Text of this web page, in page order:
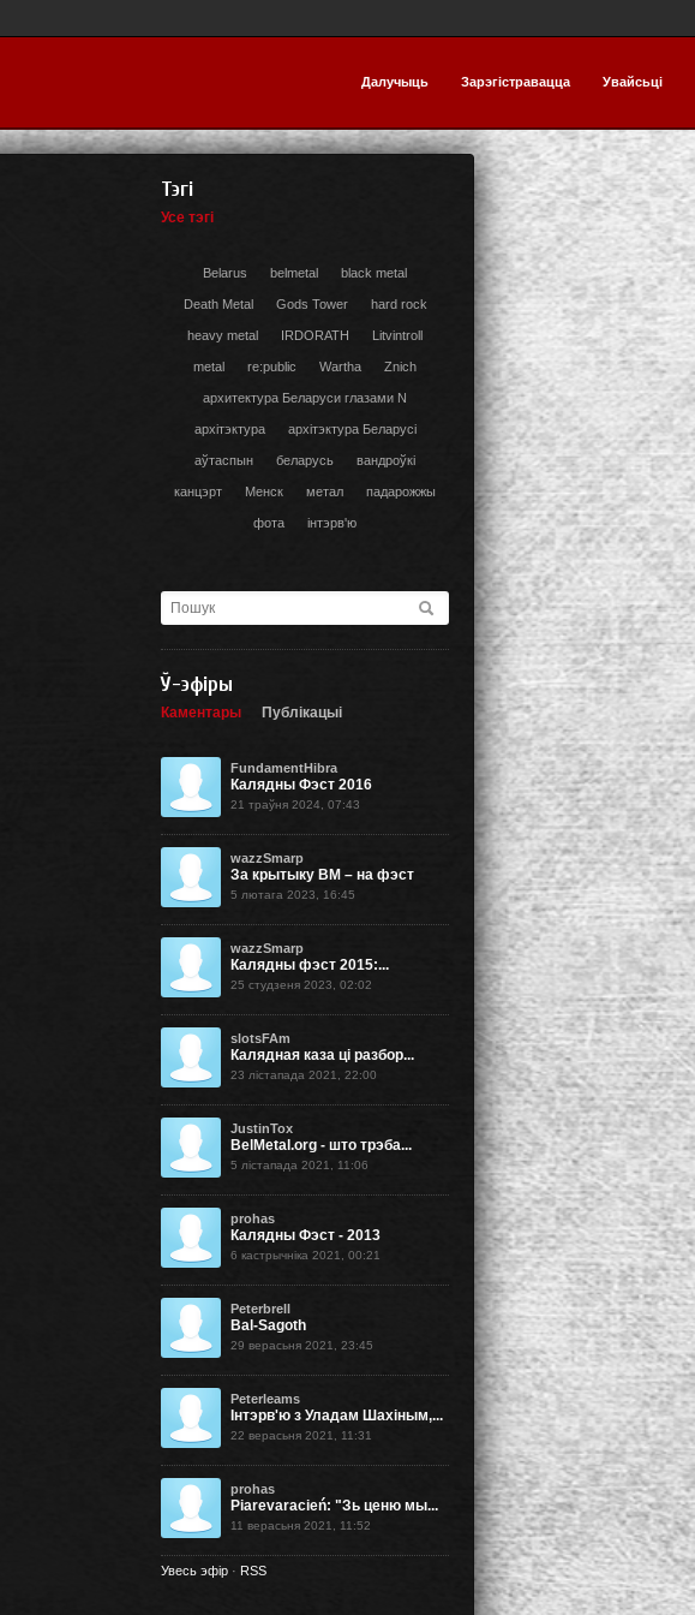
Далучыць Зарэгістравацца Увайсьці
Тэгі
Усе тэгі
Belarus belmetal black metal
Death Metal Gods Tower hard rock
heavy metal IRDORATH Litvintroll
metal re:public Wartha Znich
архитектура Беларуси глазами N
архітэктура архітэктура Беларусі
аўтаспын беларусь вандроўкі
канцэрт Менск метал падарожжы
фота інтэрв'ю
Ў-эфіры
Каментары Публікацыі
FundamentHibra
Калядны Фэст 2016
21 траўня 2024, 07:43
wazzSmarp
За крытыку BM – на фэст
5 лютага 2023, 16:45
wazzSmarp
Калядны фэст 2015:...
25 студзеня 2023, 02:02
slotsFAm
Калядная каза ці разбор...
23 лістапада 2021, 22:00
JustinTox
BelMetal.org - што трэба...
5 лістапада 2021, 11:06
prohas
Калядны Фэст - 2013
6 кастрычніка 2021, 00:21
Peterbrell
Bal-Sagoth
29 верасьня 2021, 23:45
Peterleams
Інтэрв'ю з Уладам Шахіным,...
22 верасьня 2021, 11:31
prohas
Piarevaracień: "Зь ценю мы...
11 верасьня 2021, 11:52
Увесь эфір · RSS